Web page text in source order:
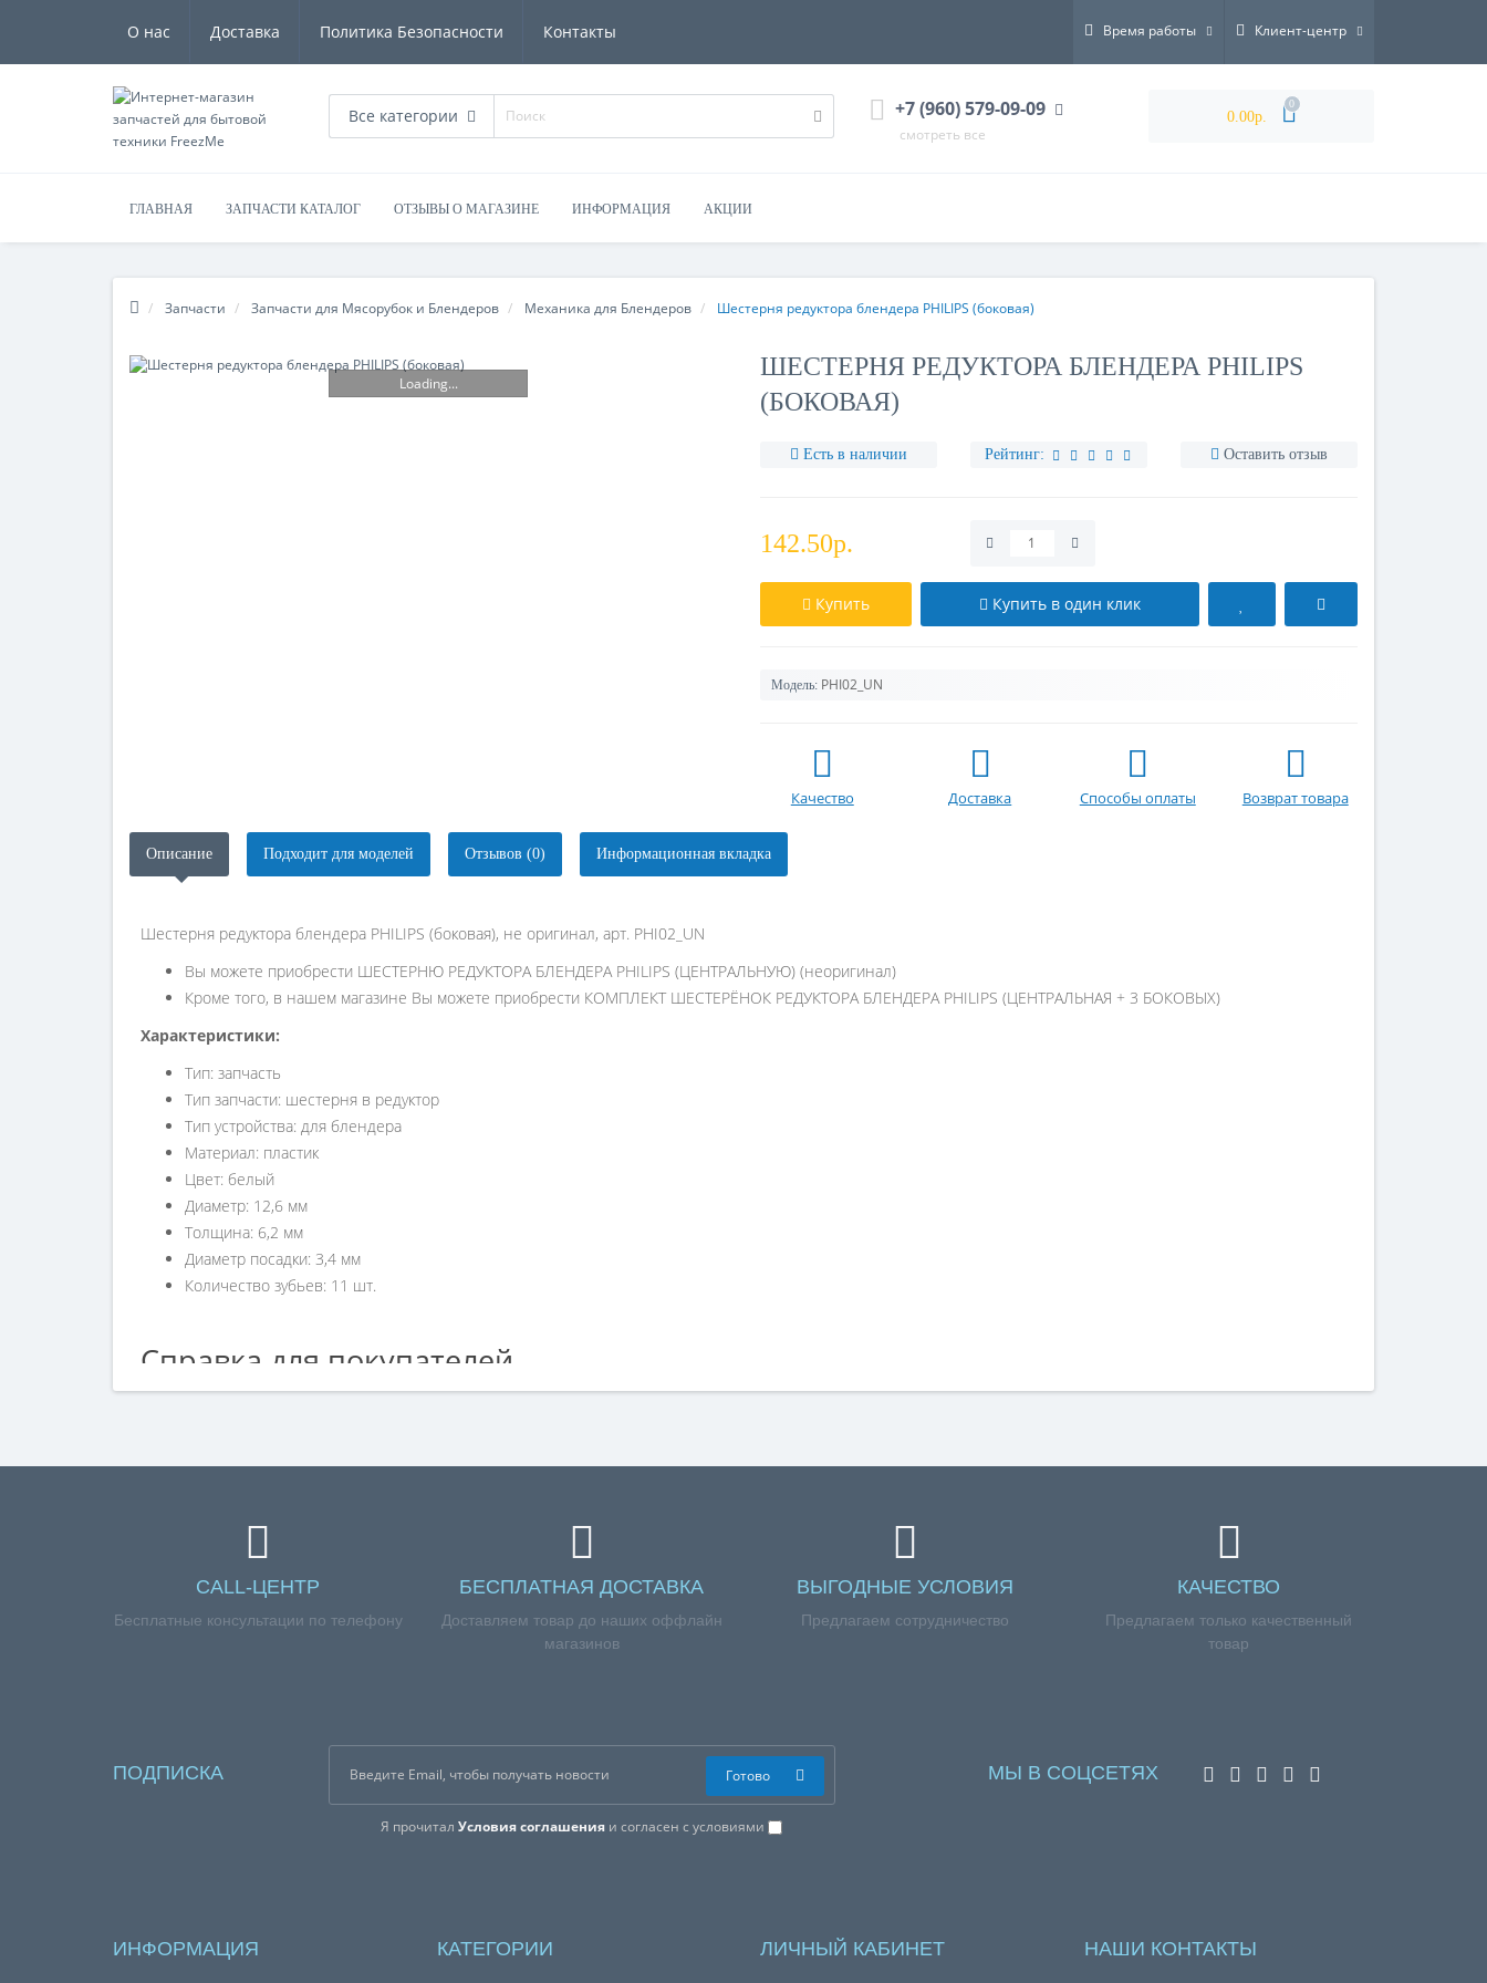
О нас Доставка Политика Безопасности Контакты Время работы Клиент-центр
Все категории +7 (960) 579-09-09
смотреть все
0.00р.
0
ГЛАВНАЯ ЗАПЧАСТИ КАТАЛОГ ОТЗЫВЫ О МАГАЗИНЕ ИНФОРМАЦИЯ АКЦИИ
Запчасти Запчасти для Мясорубок и Блендеров Механика для Блендеров Шестерня редуктора блендера PHILIPS (боковая)
Loading...
ШЕСТЕРНЯ РЕДУКТОРА БЛЕНДЕРА PHILIPS
(БОКОВАЯ)
Есть в наличии Рейтинг: Оставить отзыв
142.50р.
Купить Купить в один клик
Модель: PHI02_UN
Качество Доставка Способы оплаты Возврат товара
Описание Подходит для моделей Отзывов (0) Информационная вкладка
Шестерня редуктора блендера PHILIPS (боковая), не оригинал, арт. PHI02_UN
Вы можете приобрести ШЕСТЕРНЮ РЕДУКТОРА БЛЕНДЕРА PHILIPS (ЦЕНТРАЛЬНУЮ) (неоригинал)
Кроме того, в нашем магазине Вы можете приобрести КОМПЛЕКТ ШЕСТЕРЁНОК РЕДУКТОРА БЛЕНДЕРА PHILIPS (ЦЕНТРАЛЬНАЯ + 3 БОКОВЫХ)
Характеристики:
Тип: запчасть
Тип запчасти: шестерня в редуктор
Тип устройства: для блендера
Материал: пластик
Цвет: белый
Диаметр: 12,6 мм
Толщина: 6,2 мм
Диаметр посадки: 3,4 мм
Количество зубьев: 11 шт.
Справка для покупателей
Если вы хотите купить «Шестерня редуктора блендера PHILIPS (боковая)», но у вас возникли сложности соформлением заказа, обращайтесь к нашим менеджерам по
CALL-ЦЕНТР
Бесплатные консультации по телефону
БЕСПЛАТНАЯ ДОСТАВКА
Доставляем товар до наших оффлайн
магазинов
ВЫГОДНЫЕ УСЛОВИЯ
Предлагаем сотрудничество
КАЧЕСТВО
Предлагаем только качественный
товар
ПОДПИСКА
Я прочиталУсловия соглашения и согласен с условиями
Готово МЫ В СОЦСЕТЯХ
ИНФОРМАЦИЯ КАТЕГОРИИ ЛИЧНЫЙ КАБИНЕТ НАШИ КОНТАКТЫ